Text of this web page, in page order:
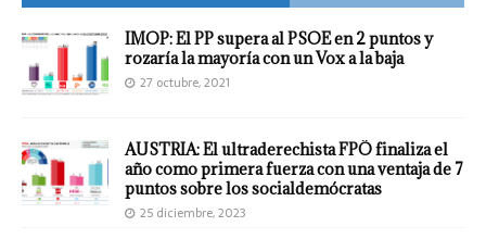
IMOP: El PP supera al PSOE en 2 puntos y
rozaría la mayoría con un Vox a la baja
27 octubre, 2021
AUSTRIA: El ultraderechista FPÖ finaliza el
año como primera fuerza con una ventaja de 7
puntos sobre los socialdemócratas
25 diciembre, 2023